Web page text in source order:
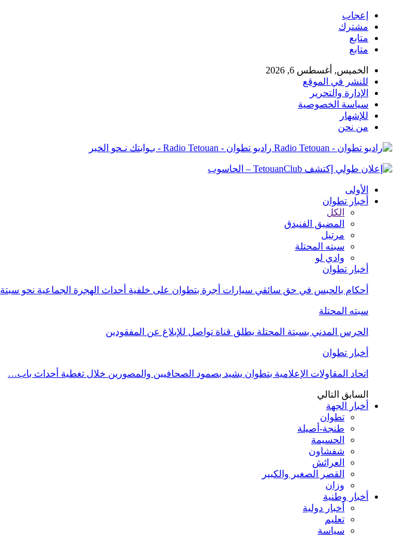
إعجاب
مشترك
متابع
متابع
الخميس, أغسطس 6, 2026
للنشر في الموقع
الإدارة والتحرير
سياسة الخصوصية
للإشهار
من نحن
راديو تطوان - Radio Tetouan - بـوابتك نـحو الخبر
الأولى
أخبار تطوان
الكل
المضيق الفنيدق
مرتيل
سبته المحتلة
وادي لو
أخبار تطوان
أحكام بالحبس في حق سائقي سيارات أجرة بتطوان على خلفية أحداث الهجرة الجماعية نحو سبتة
سبته المحتلة
الحرس المدني بسبتة المحتلة يطلق قناة تواصل للإبلاغ عن المفقودين
أخبار تطوان
اتحاد المقاولات الإعلامية بتطوان يشيد بصمود الصحافيين والمصورين خلال تغطية أحداث باب…
السابق التالي
أخبار الجهة
تطوان
طنجة-أصيلة
الحسيمة
شفشاون
العرائش
القصر الصغير والكبير
وزان
أخبار وطنية
أخبار دولية
تعليم
سياسة